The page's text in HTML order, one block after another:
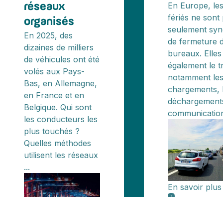
réseaux
organisés
En 2025, des
dizaines de milliers
de véhicules ont été
volés aux Pays-
Bas, en Allemagne,
en France et en
Belgique. Qui sont
les conducteurs les
plus touchés ?
Quelles méthodes
utilisent les réseaux
...
En Europe,
fériés ne sont
seulement
de fermeture
bureaux.
également le
notamment les
chargements,
En savoir plus